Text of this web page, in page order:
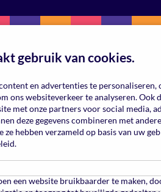
gebruik van cookies.
en advertenties te
ons websiteverkeer te analyseren. Ook
met onze partners voor social media,
deze gegevens combineren met
ze hebben verzameld op basis van uw
een website bruikbaarder te maken,